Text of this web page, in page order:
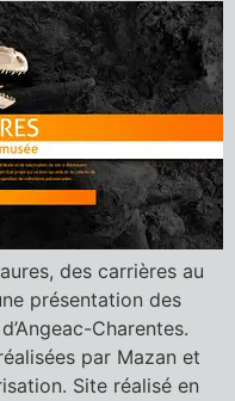
des carrières au
présentation des
Charentes.
par Mazan et
Site réalisé en